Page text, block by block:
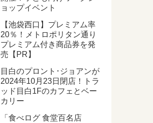
ョップイベント
【池袋西口】プレミアム率
20％！メトロポリタン通り
プレミアム付き商品券を発
売【PR】
目白のプロント･ジョアンが
2024年10月23日閉店！トラ
ッド目白1Fのカフェとベー
カリー
「食べログ 食堂百名店